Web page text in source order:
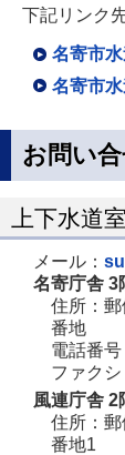
下記リンク
名寄市
名寄市
お問い
上下水道
メール：
名寄庁舎 3
住所：
番地
電話番号
ファク
風連庁舎 2
住所：
番地1